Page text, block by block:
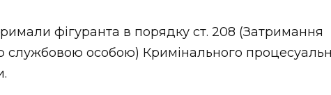
фігуранта в порядку ст. 208 (Затримання
особою) Кримінального